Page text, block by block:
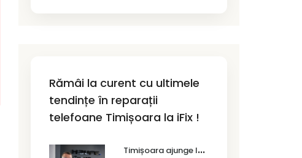
Rămâi la curent cu ultimele
tendințe în reparații
telefoane Timișoara la iFix !
T
imișoara ajunge la Vodafone Business Bootcamp prin Marius Cermian de la Armour România